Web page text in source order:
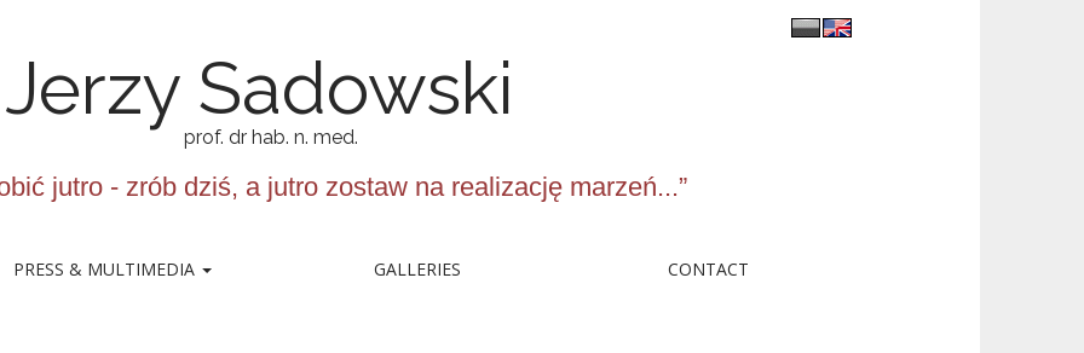
Sadowski
prof. dr hab. n. med.
jutro - zrób dziś, a jutro zostaw na realizację marzeń...”
PRESS & MULTIMEDIA GALLERIES CONTACT